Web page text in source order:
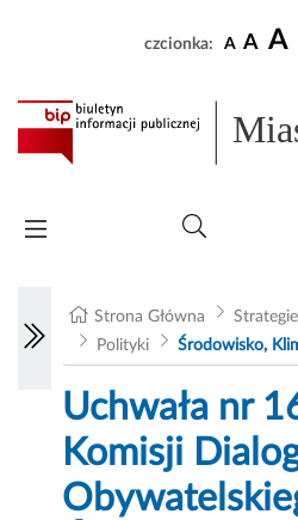
czcionka: A A A
Strona Główna
Polityki
Środowisko,
Uchwała nr
Komisji